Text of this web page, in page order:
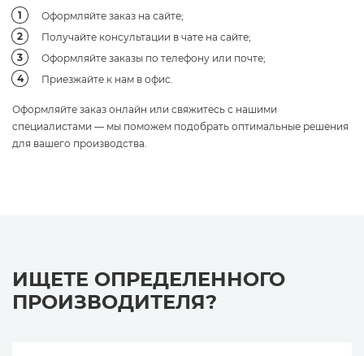
Оформляйте заказ на сайте;
Получайте консультации в чате на сайте;
Оформляйте заказы по телефону или почте;
Приезжайте к нам в офис.
Оформляйте заказ онлайн или свяжитесь с нашими
специалистами — мы поможем подобрать оптимальные решения
для вашего производства.
ИЩЕТЕ ОПРЕДЕЛЕННОГО
ПРОИЗВОДИТЕЛЯ?